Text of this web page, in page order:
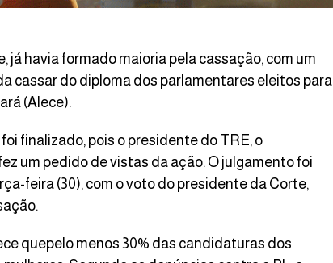
já havia formado maioria pela cassação, com um
cassar do diploma dos parlamentares eleitos para
(Alece).
finalizado, pois o presidente do TRE, o
um pedido de vistas da ação. O julgamento foi
feira (30), com o voto do presidente da Corte,
quepelo menos 30% das candidaturas dos